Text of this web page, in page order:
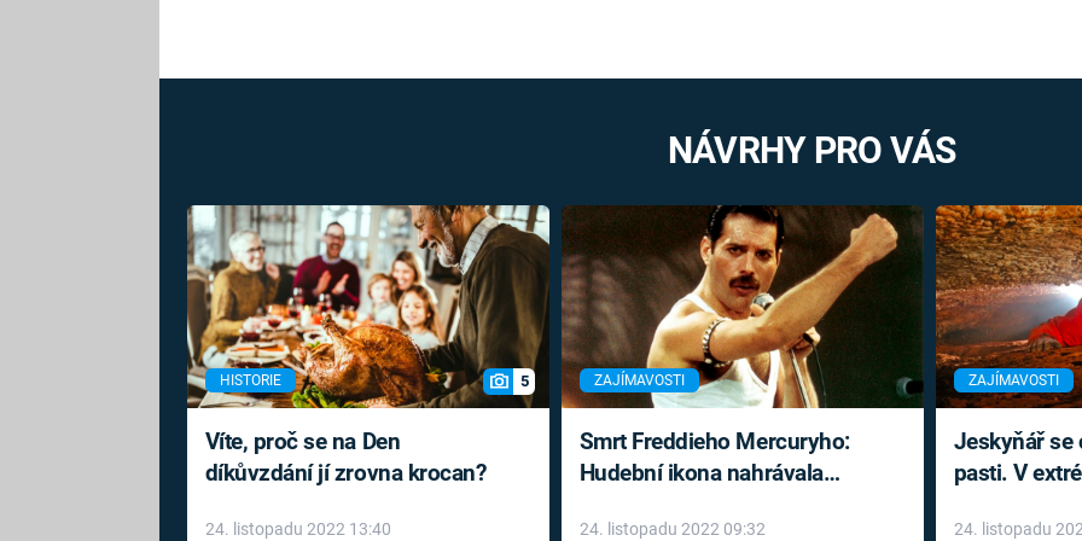
NÁVRHY PRO VÁS
HISTORIE 5
Víte, proč se na Den
díkůvzdání jí zrovna krocan?
24. listopadu 2022 13:40
ZAJÍMAVOSTI
Smrt Freddieho Mercuryho:
Hudební ikona nahrávala
24. listopadu 2022 09:32
ZAJÍMAVOSTI
Jeskyňář se
pasti. V
24. listopadu